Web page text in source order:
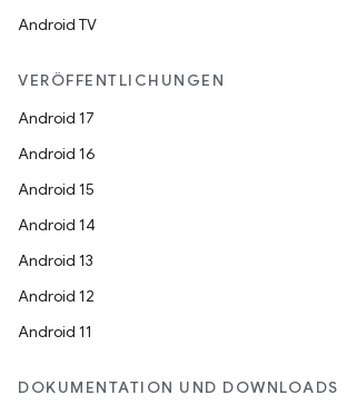
Android TV
VERÖFFENTLICHUNGEN
Android 17
Android 16
Android 15
Android 14
Android 13
Android 12
Android 11
DOKUMENTATION UND DOWNLOADS